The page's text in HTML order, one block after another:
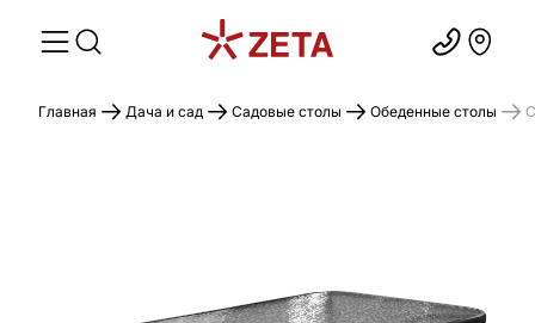
Главная Дача и сад Садовые столы Обеденные столы